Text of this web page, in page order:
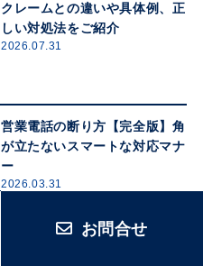
クレームとの違いや具体例、正
しい対処法をご紹介
2026.07.31
営業電話の断り方【完全版】角
が立たないスマートな対応マナ
ー
2026.03.31
お問合せ